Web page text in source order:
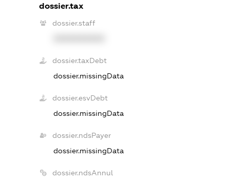
dossier.tax
dossier.staff
dossier.taxDebt
dossier.missingData
dossier.esvDebt
dossier.missingData
dossier.ndsPayer
dossier.missingData
dossier.ndsAnnul